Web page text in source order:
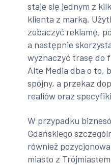
staje się jednym z
klienta z marką.
zobaczyć reklamę,
a następnie
wyznaczyć trasę do
Alte Media dba o to,
spójny, a przekaz
realiów oraz
W przypadku
Gdańskiego
również
miasto z